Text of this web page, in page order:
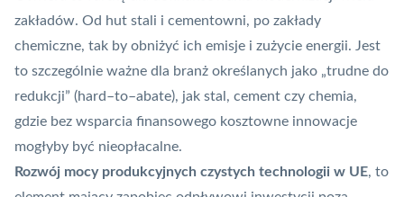
zakładów. Od hut stali i cementowni, po zakłady
chemiczne, tak by obniżyć ich emisje i zużycie energii. Jest
to szczególnie ważne dla branż określanych jako „trudne do
redukcji” (hard–to–abate), jak stal, cement czy chemia,
gdzie bez wsparcia finansowego kosztowne innowacje
mogłyby być nieopłacalne.
Rozwój mocy produkcyjnych czystych technologii w UE, to